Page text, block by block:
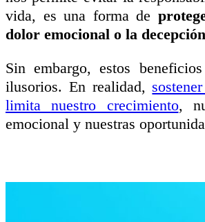
vida, es una forma de
dolor emocional o la decepción
Sin embargo, estos
ilusorios. En realidad,
limita nuestro crecimiento,
emocional y nuestras